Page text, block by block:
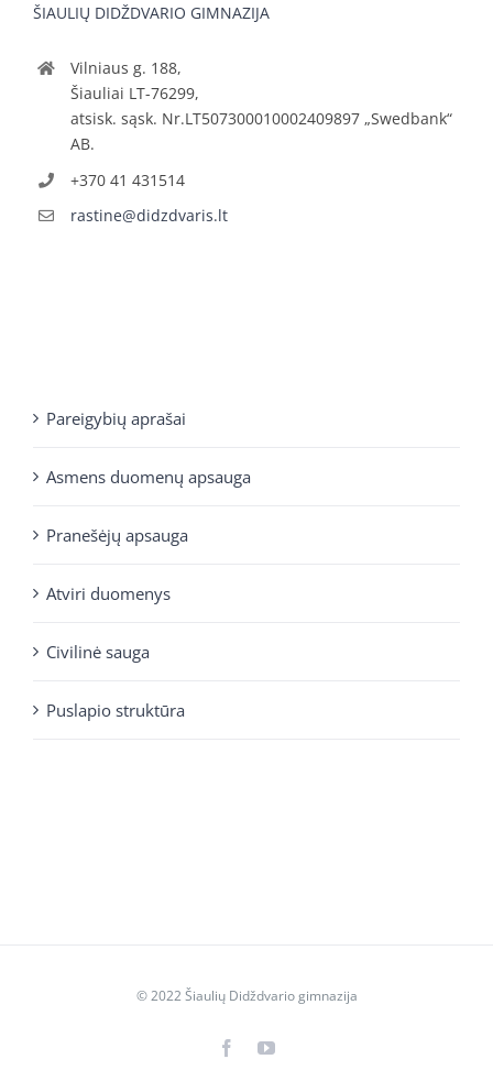
ŠIAULIŲ DIDŽDVARIO GIMNAZIJA
Vilniaus g. 188,
Šiauliai LT-76299,
atsisk. sąsk. Nr.LT507300010002409897 „Swedbank“
AB.
+370 41 431514
rastine@didzdvaris.lt
Pareigybių aprašai
Asmens duomenų apsauga
Pranešėjų apsauga
Atviri duomenys
Civilinė sauga
Puslapio struktūra
© 2022 Šiaulių Didždvario gimnazija
FacebookYouTube